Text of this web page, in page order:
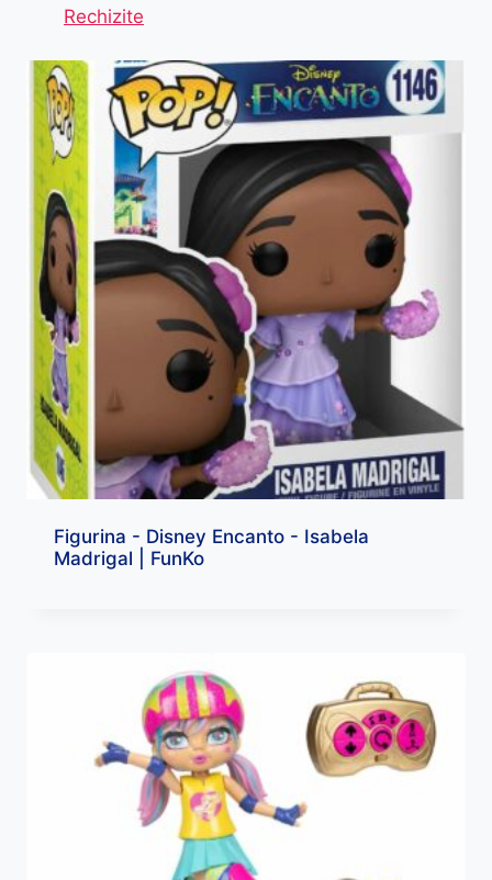
Rechizite
Figurina - Disney Encanto - Isabela
Madrigal | FunKo